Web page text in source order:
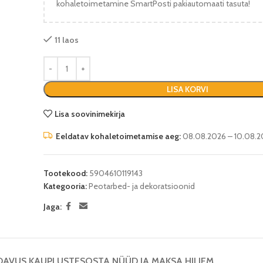
kohaletoimetamine SmartPosti pakiautomaati tasuta!
11 laos
LISA KORVI
Lisa soovinimekirja
Eeldatav kohaletoimetamise aeg:08.08.2026 –
Tootekood: 5904610119143
Kategooria:Peotarbed- ja dekoratsioonid
Jaga: